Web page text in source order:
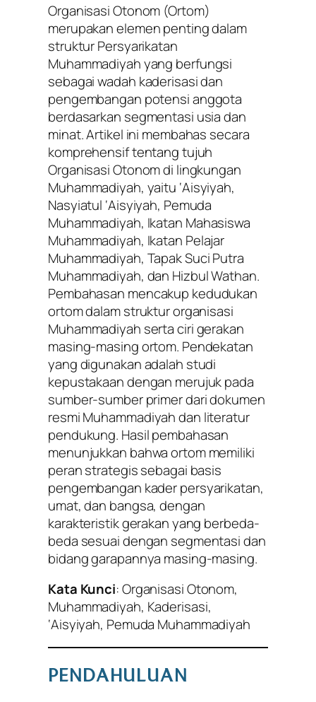
Organisasi Otonom (Ortom)
merupakan elemen penting dalam
struktur Persyarikatan
Muhammadiyah yang berfungsi
sebagai wadah kaderisasi dan
pengembangan potensi anggota
berdasarkan segmentasi usia dan
minat. Artikel ini membahas secara
komprehensif tentang tujuh
Organisasi Otonom di lingkungan
Muhammadiyah, yaitu ‘Aisyiyah,
Nasyiatul ‘Aisyiyah, Pemuda
Muhammadiyah, Ikatan Mahasiswa
Muhammadiyah, Ikatan Pelajar
Muhammadiyah, Tapak Suci Putra
Muhammadiyah, dan Hizbul Wathan.
Pembahasan mencakup kedudukan
ortom dalam struktur organisasi
Muhammadiyah serta ciri gerakan
masing-masing ortom. Pendekatan
yang digunakan adalah studi
kepustakaan dengan merujuk pada
sumber-sumber primer dari dokumen
resmi Muhammadiyah dan literatur
pendukung. Hasil pembahasan
menunjukkan bahwa ortom memiliki
peran strategis sebagai basis
pengembangan kader persyarikatan,
umat, dan bangsa, dengan
karakteristik gerakan yang berbeda-
beda sesuai dengan segmentasi dan
bidang garapannya masing-masing.
Kata Kunci: Organisasi Otonom,
Muhammadiyah, Kaderisasi,
‘Aisyiyah, Pemuda Muhammadiyah
PENDAHULUAN